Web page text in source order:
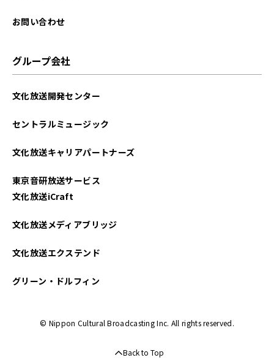
お問い合わせ
グループ会社
文化放送開発センター
セントラルミュージック
文化放送キャリアパートナーズ
東京音研放送サービス
文化放送iCraft
文化放送メディアブリッジ
文化放送エクステンド
グリーン・ドルフィン
© Nippon Cultural Broadcasting Inc. All rights reserved.
Back to Top